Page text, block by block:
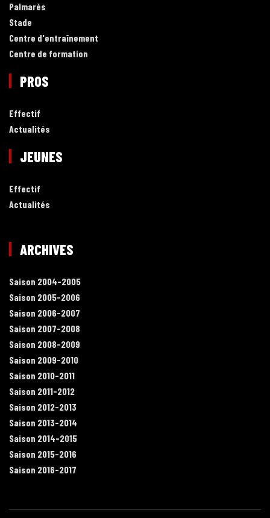
Palmarès
Stade
Centre d'entraînement
Centre de formation
PROS
Effectif
Actualités
JEUNES
Effectif
Actualités
ARCHIVES
Saison 2004-2005
Saison 2005-2006
Saison 2006-2007
Saison 2007-2008
Saison 2008-2009
Saison 2009-2010
Saison 2010-2011
Saison 2011-2012
Saison 2012-2013
Saison 2013-2014
Saison 2014-2015
Saison 2015-2016
Saison 2016-2017